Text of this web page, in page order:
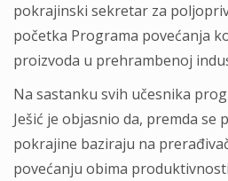
pokrajinski sekretar za
početka Programa povećanja
proizvoda u prehrambenoj
Na sastanku svih učesnika
Ješić je objasnio da, premda se
pokrajine baziraju na
povećanju obima